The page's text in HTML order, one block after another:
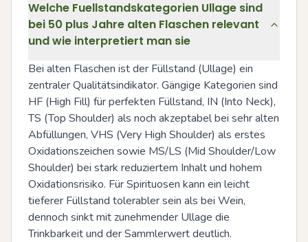
Welche Fuellstandskategorien Ullage sind
bei 50 plus Jahre alten Flaschen relevant
und wie interpretiert man sie
Bei alten Flaschen ist der Füllstand (Ullage) ein
zentraler Qualitätsindikator. Gängige Kategorien sind
HF (High Fill) für perfekten Füllstand, IN (Into Neck),
TS (Top Shoulder) als noch akzeptabel bei sehr alten
Abfüllungen, VHS (Very High Shoulder) als erstes
Oxidationszeichen sowie MS/LS (Mid Shoulder/Low
Shoulder) bei stark reduziertem Inhalt und hohem
Oxidationsrisiko. Für Spirituosen kann ein leicht
tieferer Füllstand tolerabler sein als bei Wein,
dennoch sinkt mit zunehmender Ullage die
Trinkbarkeit und der Sammlerwert deutlich.